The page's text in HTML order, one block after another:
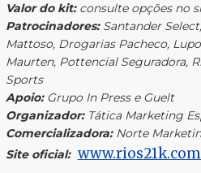
Valor do kit:consulte opções no
Patrocinadores:Santander
Mattoso, Drogarias Pacheco,
Maurten, Pottencial Seguradora,
Sports
Apoio:Grupo In Press e Guelt
Organizador:Tática Marketing
Comercializadora:Norte
Site oficial: